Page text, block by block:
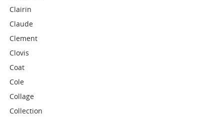
Clairin
Claude
Clement
Clovis
Coat
Cole
Collage
Collection